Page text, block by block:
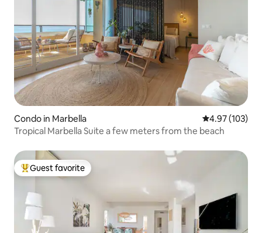
Condo in Marbella 4.97 out of 5
4.97 (103)
Tropical Marbella Suite a few meters from the beach
Top guest favorite
Guest favorite